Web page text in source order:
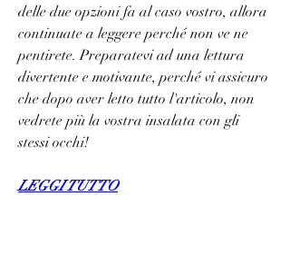
delle due opzioni fa al caso vostro, allora
continuate a leggere perché non ve ne
pentirete. Preparatevi ad una lettura
divertente e motivante, perché vi assicuro
che dopo aver letto tutto l'articolo, non
vedrete più la vostra insalata con gli
stessi occhi!
LEGGI TUTTO